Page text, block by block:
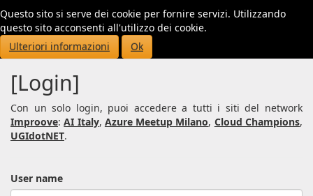
Questo sito si serve dei cookie per fornire servizi. Utilizzando
questo sito acconsenti all'utilizzo dei cookie.
Ulteriori informazioni
Ok
[Login]
Con un solo login, puoi accedere a tutti i siti del network
Improove:AI Italy, Azure Meetup Milano, Cloud Champions,
UGIdotNET.
User name